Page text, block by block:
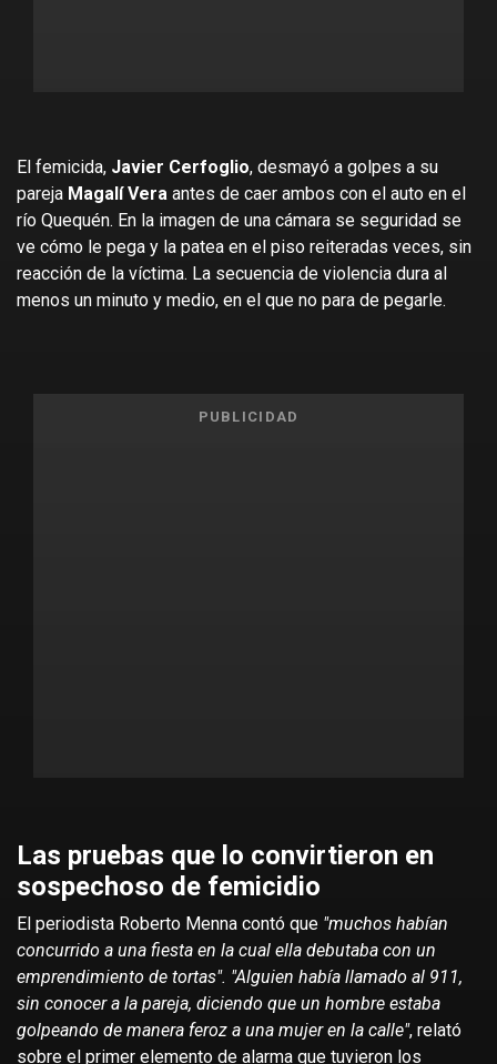
El femicida, Javier Cerfoglio, desmayó a golpes a su
pareja Magalí Vera antes de caer ambos con el auto en el
río Quequén. En la imagen de una cámara se seguridad se
ve cómo le pega y la patea en el piso reiteradas veces, sin
reacción de la víctima. La secuencia de violencia dura al
menos un minuto y medio, en el que no para de pegarle.
PUBLICIDAD
Las pruebas que lo convirtieron en
sospechoso de femicidio
El periodista Roberto Menna contó que "muchos habían
concurrido a una fiesta en la cual ella debutaba con un
emprendimiento de tortas". "Alguien había llamado al 911,
sin conocer a la pareja, diciendo que un hombre estaba
golpeando de manera feroz a una mujer en la calle", relató
sobre el primer elemento de alarma que tuvieron los